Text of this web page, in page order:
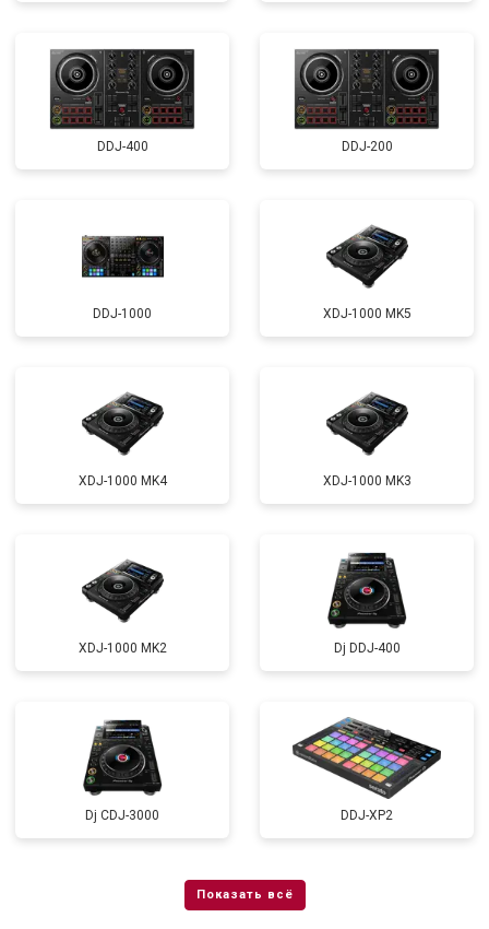
DDJ-400 DDJ-200
DDJ-1000 XDJ-1000 MK5
XDJ-1000 MK4 XDJ-1000 MK3
XDJ-1000 MK2 Dj DDJ-400
Dj CDJ-3000 DDJ-XP2